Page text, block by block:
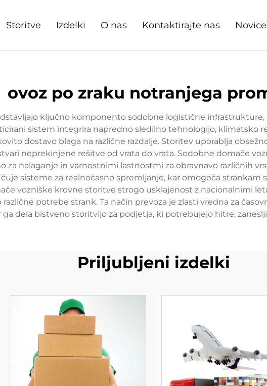
Storitve Izdelki O nas Kontaktirajte nas Novice
ovoz po zraku notranjega
ključno komponento sodobne logistične infrastrukture,
sistem integrira napredno sledilno tehnologijo, klimatsko
dostavo blaga na različne razdalje. Storitev uporablja
neprekinjene rešitve od vrata do vrata. Sodobne domače
za nalaganje in varnostnimi lastnostmi za obravnavo različnih
sisteme za realnočasno spremljanje, kar omogoča strankam
vozniške krovne storitve strogo usklajenost z nacionalnimi
potrebe strank. Ta način prevoza je zlasti vredna za
dela bistveno storitvijo za podjetja, ki potrebujejo hitre,
Priljubljeni izdelki